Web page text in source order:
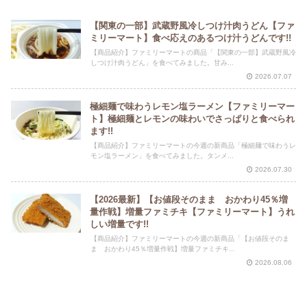
【関東の一部】武蔵野風冷しつけ汁肉うどん【ファ
ミリーマート】食べ応えのあるつけ汁うどんです!!
【商品紹介】ファミリーマートの商品「【関東の一部】武蔵野風冷
しつけ汁肉うどん」を食べてみました。甘み...
2026.07.07
極細麺で味わうレモン塩ラーメン【ファミリーマー
ト】極細麺とレモンの味わいでさっぱりと食べられ
ます!!
【商品紹介】ファミリーマートの今週の新商品「極細麺で味わうレ
モン塩ラーメン」を食べてみました。タンメ...
2026.07.30
【2026最新】【お値段そのまま おかわり45％増
量作戦】増量ファミチキ【ファミリーマート】うれ
しい増量です!!
【商品紹介】ファミリーマートの今週の新商品「【お値段そのま
ま おかわり45％増量作戦】増量ファミチキ...
2026.08.06